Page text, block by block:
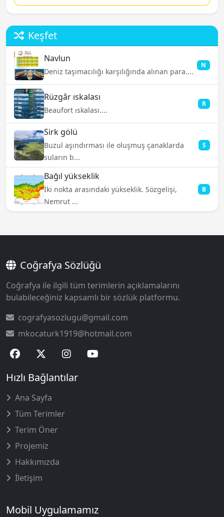
Keşfet
Navlun
Deniz taşımacılığı karşılığında alınan para....
N
Rüzgâr ıskalası
Beaufort ıskalası....
R
Sirk gölü
Buzul aşındırması ile oluşmuş çanaklarda
suların b...
S
Bağıl yükseklik
İki nokta arasındaki yükseklik. Sözgelişi,
Nemrut ...
B
Coğrafya Sözlüğü
Coğrafya ile ilgili tüm terimlerin açıklamalarını
bulabileceğiniz kapsamlı bir sözlük platformu.
cografyasozlugu@gmail.com
mkocaturk1919@hotmail.com
Hızlı Bağlantılar
Ana Sayfa
Tüm Terimler
Terim Öner
Projemiz
Hakkımızda
İletişim
Mobil Uygulamamız